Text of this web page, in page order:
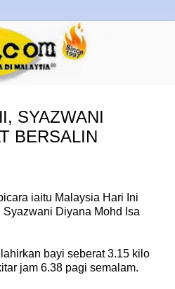
SYAZWANI
BERSALIN
iaitu Malaysia Hari Ini
Syazwani Diyana Mohd Isa
bayi seberat 3.15 kilo
jam 6.38 pagi semalam.